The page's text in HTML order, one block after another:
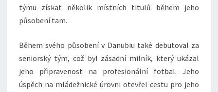
týmu získat několik místních titulů během jeho
působení tam.
Během svého působení v Danubiu také debutoval za
seniorský tým, což byl zásadní milník, který ukázal
jeho připravenost na profesionální fotbal. Jeho
úspěch na mládežnické úrovni otevřel cestu pro jeho